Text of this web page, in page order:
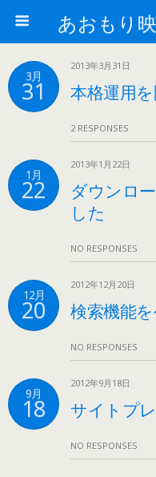
3月
31
2013年3月31日
本格運用
2 RESPONSES
1月
22
2013年1月22日
ダウンロ
した
NO RESPONSES
12月
20
2012年12月20日
検索機能
NO RESPONSES
9月
18
2012年9月18日
サイトプ
NO RESPONSES